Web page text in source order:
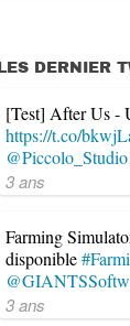
LES DERNIER
[Test] After Us -
https://t.co/
@Piccolo_Studio
3 ans
Farming
disponible
3 ans